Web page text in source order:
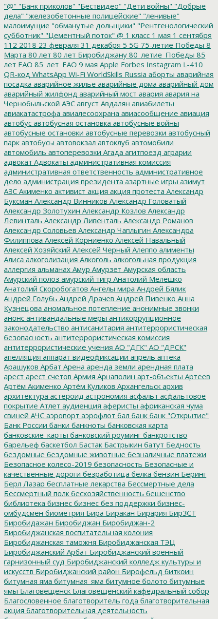
"@" "Банк приколов" "Бествидео" "Дети войны" "Добрые
дела" "железобетонные полицейские" "ленивые"
малоимущие "обманутые дольщики" "Рентгенологический
субботник" "Цементный поток" @ 1 класс 1 мая 1 сентября
112 2018 23 февраля 31 декабря 5 5G 75-летие Победы 8
Марта 80 лет 80 лет Биробиджану 80_летие_Победы 85
лет ЕАО 85_лет_ЕАО 9 мая Apple Forbes Instagram L-410
QR-код WhatsApp Wi-Fi WorldSkills Russia аборты аварийная
посадка аварийное жилье аварийные дома аварийный дом
аварийный жилфонд аварийный мост авария авария на
Чернобыльской АЭС август Авдалян авиабилеты
авиакатастрофа авиалесоохрана авиасообщение авиация
автобус автобусная остановка автобусные войны
автобусные остановки автобусные перевозки автобусный
парк автобусы автовокзал автоклуб автомобили
автомобиль автоперевозки Агада агитпоезд аграрии
адвокат Адвокаты административная комиссия
административная ответственность административное
дело администрация президента азартные игры азимут
АЗС Акименко активист акция акция протеста Александр
Буксман Александр Винников Александр Головатый
Александр Золотухин Александр Козлов Александр
Левинталь Александр Ливенталь Александр Романов
Александр Соловьев Александр Чаплыгин Александра
Филиппова Алексей Корниенко Алексей Навальный
Алексей Хозяйский Алексей Черный Алеппо алименты
Алиса алкоголизация Алкоголь алкогольная продукция
аллергия альманах Амур Амурзет Амурская область
Амурский полоз амурский тигр Анатолий Мелешко
Анатолий Скоробогатов Ангелы мира Андрей Бялик
Андрей Голубь Андрей Драчев Андрей Пивенко Анна
Кузнецова аномальное потепление анонимные звонки
анонс антивандальные меры антикоррупционное
законодательство антисанитария антитеррористическая
безопасность антитеррористическая комиссия
антитеррористические учения АО "ДГК" АО "ДРСК"
апелляция аппарат видеофиксации апрель аптека
Арашуков Арбат Арена аренда земли арендная плата
арест арест счетов Армия Арнаполин арт-объекты Артеев
Артём Акименко Артём Куликов Архангельск архив
архитектура астероид астрономия асфальт асфальтовое
покрытие Атлет аудиенция аферисты африканская чума
свиней АЧС аэропорт аэрофлот бал банк банк "Открытие"
Банк России банки банкноты банковская карта
банковские_карты банковский роуминг банкротство
барельеф баскетбол Бастак Бастрыкин батут Бедность
бездомные бездомные животные безналичные платежи
Безопасное колесо-2019 безопасность Безопасные и
качественные дороги безработица белка бензин Беринг
Берл Лазар бесплатные лекарства Бессмертные дела
Бессмертный полк бесхозяйственность бешенство
библиотека бизнес бизнес без поддержки бизнес-
омбудсмен биометрия Бира Биракан Бирария БирЗСТ
Биробидажан Биробиджан Биробиджан-2
Биробиджанская воспитательная колония
Биробиджанская таможня Биробиджанская ТЭЦ
Биробиджанский Арбат Биробиджанский военный
гарнизонный суд Биробиджанский колледж культуры и
искусств Биробиджанский район Бирофельд биткоин
битумная яма битумная_яма битумное болото битумные
ямы Благовещенск Благовещенский кафедральный собор
Благословенное благотворитель года благотворительная
акция благотворительная деятельность